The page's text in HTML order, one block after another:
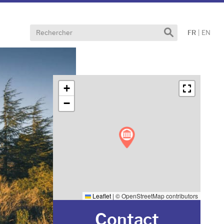
Effectuer
FR | EN
+
−
Leaflet | © OpenStreetMap contributors
Contact